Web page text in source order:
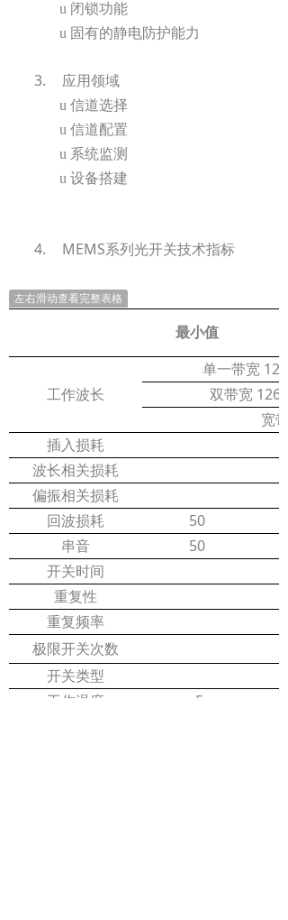
u 闭锁功能
u 固有的静电防护能力
3.
应用领域
u 信道选择
u 信道配置
u 系统监测
u 设备搭建
4. MEMS系列光开关技术指标
左右滑动查看完整表格
最小值
工作波长
单一带宽
双带宽
宽带
插入损耗
波长相关损耗
偏振相关损耗
回波损耗
50
串音 50
开关时间
重复性
重复频率
极限开关次数
开关类型
工作温度 -5